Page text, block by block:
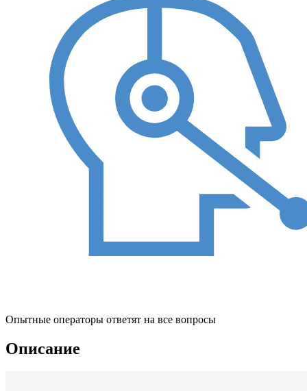
Опытные операторы ответят на все вопросы
Описание